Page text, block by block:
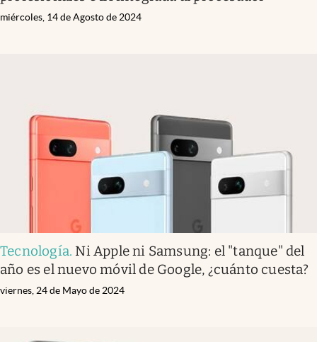
miércoles, 14 de Agosto de 2024
Tecnología. Ni Apple ni Samsung: el "tanque" del
año es el nuevo móvil de Google, ¿cuánto cuesta?
viernes, 24 de Mayo de 2024